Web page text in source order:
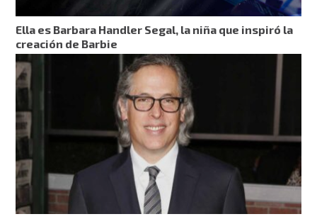
Ella es Barbara Handler Segal, la niña que inspiró la
creación de Barbie